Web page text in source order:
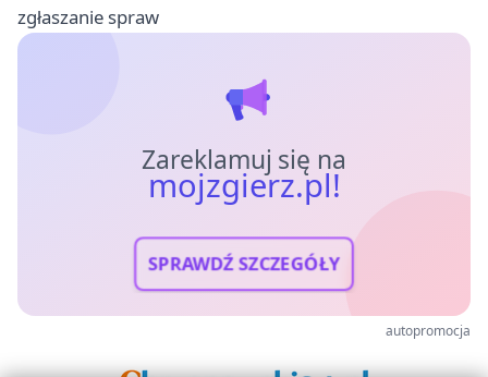
zgłaszanie spraw
Zareklamuj się na
mojzgierz.pl!
SPRAWDŹ SZCZEGÓŁY
autopromocja